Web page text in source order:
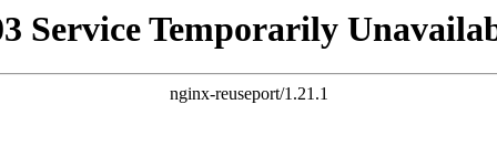
Service Temporarily
nginx-reuseport/1.21.1